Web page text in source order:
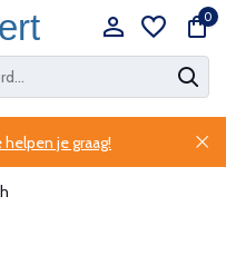
0
helpen je graag!